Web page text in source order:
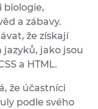
biologie,
a zábavy.
že získají
jako jsou
a HTML.
že účastníci
podle svého